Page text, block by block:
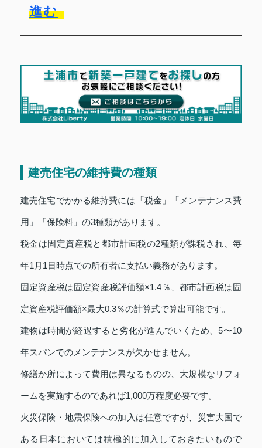
進む
建売住宅の維持費の種類
建売住宅でかかる維持費には「税金」「メンテナンス費
用」「保険料」の3種類があります。
税金は固定資産税と都市計画税の2種類が課税され、毎
年1月1日時点での所有者に支払い義務があります。
固定資産税は固定資産税評価額×1.4％、都市計画税は固
定資産税評価額×最大0.3％の計算式で算出可能です。
建物は時間が経過すると劣化が進んでいくため、5〜10
年スパンでのメンテナンスが欠かせません。
修繕か所によって費用は異なるものの、大規模なリフォ
ームを実施するのであれば1,000万程度必要です。
火災保険・地震保険への加入は任意ですが、災害大国で
ある日本においては積極的に加入しておきたいもので